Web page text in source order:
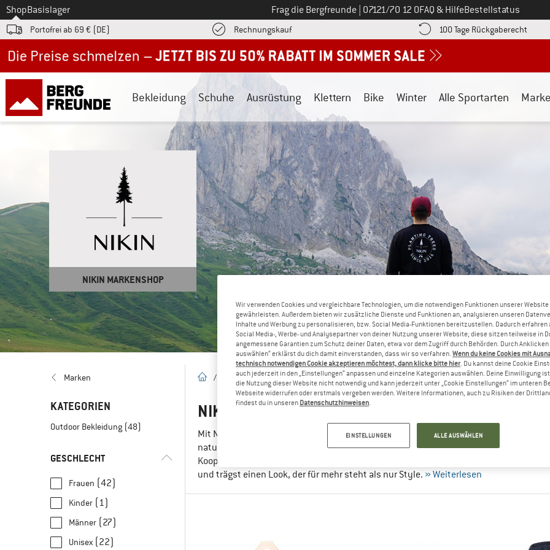
Zum
ShopBasislager Frag die Bergfreunde Ruf uns an unter
07121/70 12 0FAQ & HilfeBestellstatus
Portofrei ab 69 € (DE) RechnungskaufFinde die Zahlungs-Infos hier! Öffnet sich in einer Infobox
100 Tage Rückgaberecht
Bekleidung Schuhe Ausrüstung Klettern Bike Winter Alle Sportarten
NIKIN MARKENSHOP
Marken
KATEGORIEN
Outdoor Bekleidung (48)
GESCHLECHT
Frauen (42)
Kinder (1)
Männer (27)
Unisex (22)
Startseite
/ Marken / NIKIN
NIKIN BEKLEIDUNG FÜR NATURVERBUNDENE
Mit NIKIN entscheidest Du Dich für Mode, die ein bewusstes Lebensgefühl
naturinspirierten Stil und sorgt dafür, dass Du Dich draußen wie im Alltag rundum
Kooperation mit der Partnerorganisation One Tree Planted ein Baum gepflanzt. So
und trägst einen Look, der für mehr steht als nur Style. » Weiterlesen
Wir verwenden Cookies und vergleichbare Technologien, um die notwendigen Funktionen unserer Website
gewährleisten. Außerdem bieten wir zusätzliche Dienste und Funktionen an, analysieren unseren
Inhalte und Werbung zu personalisieren, bzw. Social Media-Funktionen bereitzustellen. Dadurch erfahren
Social Media-, Werbe- und Analysepartner von deiner Nutzung unserer Website; diese sitzen teilweise in
angemessene Garantien zum Schutz deiner Daten, etwa vor dem Zugriff durch Behörden. Durch Anklicken
auswählen“ erklärst du dich damit einverstanden, dass wir so verfahren. Wenn du keine Cookies mit
technisch notwendigen Cookie akzeptieren möchtest, dann klicke bitte hier. Du kannst deine Cookie
auch jederzeit in den „Einstellungen“ anpassen und einzelne Kategorien auswählen. Deine Einwilligung
die Nutzung dieser Website nicht notwendig und kann jederzeit unter „Cookie Einstellungen“ im unteren
Webseite widerrufen oder erstmals vergeben werden. Weitere Informationen, auch zu Risiken der
findest du in unseren Datenschutzhinweisen.
EINSTELLUNGEN ALLE AUSWÄHLEN